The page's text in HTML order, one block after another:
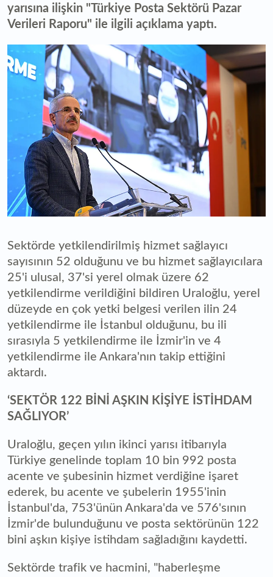
yarısına ilişkin "Türkiye Posta Sektörü Pazar
Verileri Raporu" ile ilgili açıklama yaptı.
Sektörde yetkilendirilmiş hizmet sağlayıcı
sayısının 52 olduğunu ve bu hizmet sağlayıcılara
25'i ulusal, 37'si yerel olmak üzere 62
yetkilendirme verildiğini bildiren Uraloğlu, yerel
düzeyde en çok yetki belgesi verilen ilin 24
yetkilendirme ile İstanbul olduğunu, bu ili
sırasıyla 5 yetkilendirme ile İzmir'in ve 4
yetkilendirme ile Ankara'nın takip ettiğini
aktardı.
‘SEKTÖR 122 BİNİ AŞKIN KİŞİYE İSTİHDAM
SAĞLIYOR’
Uraloğlu, geçen yılın ikinci yarısı itibarıyla
Türkiye genelinde toplam 10 bin 992 posta
acente ve şubesinin hizmet verdiğine işaret
ederek, bu acente ve şubelerin 1955'inin
İstanbul'da, 753'ünün Ankara'da ve 576'sının
İzmir'de bulunduğunu ve posta sektörünün 122
bini aşkın kişiye istihdam sağladığını kaydetti.
Sektörde trafik ve hacmini, "haberleşme